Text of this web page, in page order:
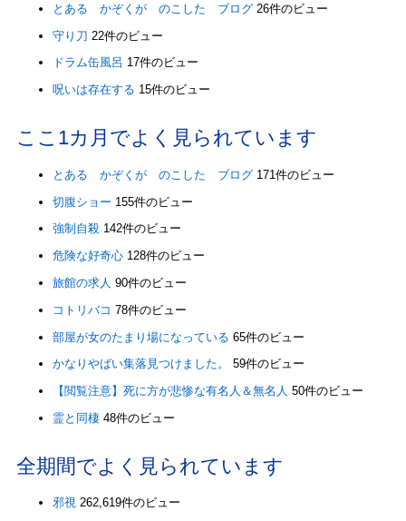
とある かぞくが のこした ブログ 26件のビュー
守り刀 22件のビュー
ドラム缶風呂 17件のビュー
呪いは存在する 15件のビュー
ここ1カ月でよく見られています
とある かぞくが のこした ブログ 171件のビュー
切腹ショー 155件のビュー
強制自殺 142件のビュー
危険な好奇心 128件のビュー
旅館の求人 90件のビュー
コトリバコ 78件のビュー
部屋が女のたまり場になっている 65件のビュー
かなりやばい集落見つけました。
59件のビュー
【閲覧注意】死に方が悲惨な有名人＆無名人 50件のビュー
霊と同棲 48件のビュー
全期間でよく見られています
邪視 262,619件のビュー